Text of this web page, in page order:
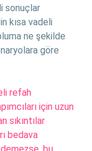
sonuçlar
kısa vadeli
ne şekilde
göre
refah
için uzun
sıkıntılar
bedava